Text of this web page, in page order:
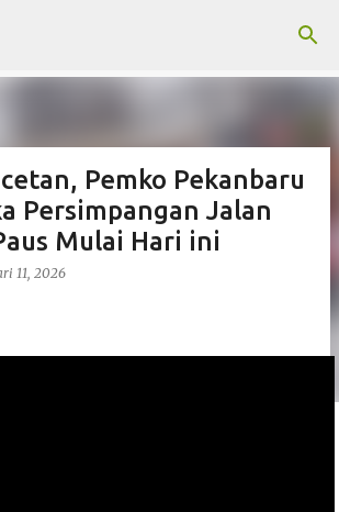
Pemko Pekanbaru
Persimpangan Jalan
Mulai Hari ini
11, 2026